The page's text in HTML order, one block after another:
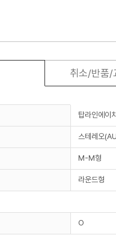
취소/반품/
탑라인에이
스테레오
M-M형
라운드형
O